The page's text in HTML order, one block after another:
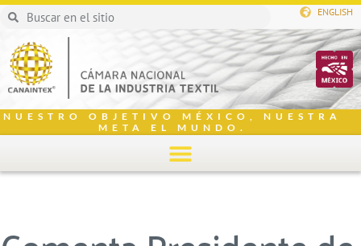
ENGLISH
NUESTRO OBJETIVO MÉXICO, NUESTRA
META EL MUNDO.